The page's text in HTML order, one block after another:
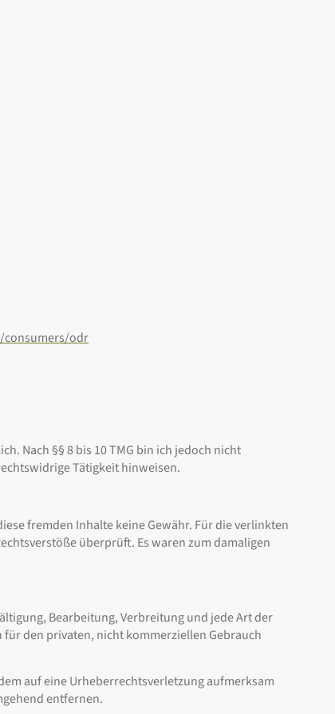
odr
Nach §§ 8 bis 10 TMG bin ich jedoch nicht
Tätigkeit hinweisen.
fremden Inhalte keine Gewähr. Für die verlinkten
überprüft. Es waren zum damaligen
Bearbeitung, Verbreitung und jede Art der
den privaten, nicht kommerziellen Gebrauch
auf eine Urheberrechtsverletzung aufmerksam
entfernen.